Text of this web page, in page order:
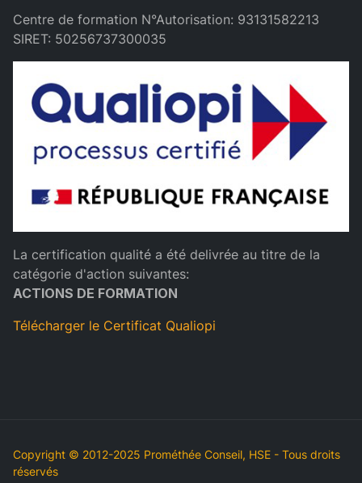
Centre de formation N°Autorisation: 93131582213
SIRET: 50256737300035
La certification qualité a été delivrée au titre de la
catégorie d'action suivantes:
ACTIONS DE FORMATION
Télécharger le Certificat Qualiopi
Copyright © 2012-2025 Prométhée Conseil, HSE - Tous droits
réservés